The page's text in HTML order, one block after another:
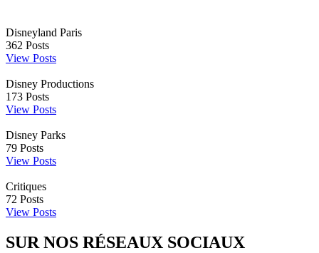
Disneyland Paris
362 Posts
View Posts
Disney Productions
173 Posts
View Posts
Disney Parks
79 Posts
View Posts
Critiques
72 Posts
View Posts
SUR NOS RÉSEAUX SOCIAUX